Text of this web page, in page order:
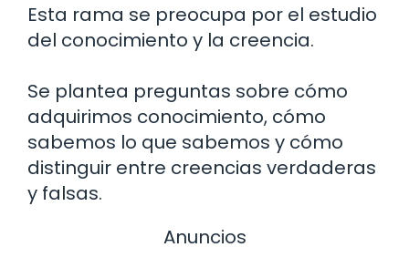
Esta rama se preocupa por el estudio
del conocimiento y la creencia.
Se plantea preguntas sobre cómo
adquirimos conocimiento, cómo
sabemos lo que sabemos y cómo
distinguir entre creencias verdaderas
y falsas.
Anuncios